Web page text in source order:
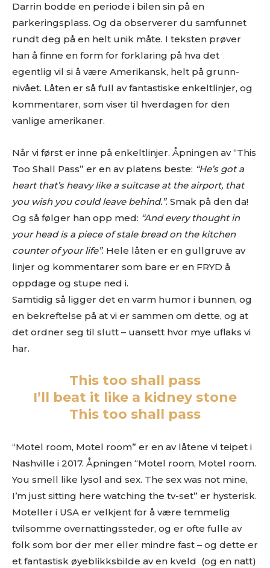
sjekk om din musikk ligger i noen av kategoriene vi fokuserer
på. På den måten slipper både du og vi å kaste bort tid.
Musikken din passer inn. Kult! Send oss en epost på
review@musikkbloggen.no.
Den bør som MINIMUM inneholde følgende:
Litt om deg. Om prosjektet ditt, og når det er release osv.
Link til et sted der vi kan høre et eksempel uten å
måtteleteetter musikken din. Og uten å måtte logge
(gode eksempler er f.eks Soundcloud og YouTube. Dårlige
Platen som nedlastbar MP3 . Dropbox er fint, eller et av
de andre hundrevis av fildelingsverktøyene som finnes. En
stream på Soundcloud er fint, men vi vil uansettpå et
tidspunkt spørre deg om MP3er hvis musikken skal
vurderes.
IKKE send linker til Spotify, Tidal eller iTunes som eneste
disse stedene, så henvendelser med linker dit som eneste
sted får dessverre møte “delete”-knappen.
Gjerne en link til en EPK som beskriver prosjektet ditt.
Og gjerne linker til din nettside eller en Facebookside hvor
vi kan lese litt mer om deg.
Erfaringsmessig så er det uhyre vanskelig å få hørt og sjekket
alt, så en høflig påminnelse om at du har sendt oss musikken
din er godt innafor.
skulle tilsi
Darrin bodde en periode i bilen sin på en
parkeringsplass. Og da observerer du samfunnet
rundt deg på en helt unik måte. I teksten prøver
han å finne en form for forklaring på hva det
egentlig vil si å være Amerikansk, helt på grunn-
nivået. Låten er så full av fantastiske enkeltlinjer, og
kommentarer, som viser til hverdagen for den
vanlige amerikaner.
Når vi først er inne på enkeltlinjer. Åpningen av “This
Too Shall Pass” er en av platens beste: “He’s got a
heart that’s heavy like a suitcase at the airport, that
you wish you could leave behind.”. Smak på den da!
Og så følger han opp med: “And every thought in
your head is a piece of stale bread on the kitchen
counter of your life”. Hele låten er en gullgruve av
linjer og kommentarer som bare er en FRYD å
oppdage og stupe ned i.
Samtidig så ligger det en varm humor i bunnen, og
en bekreftelse på at vi er sammen om dette, og at
det ordner seg til slutt – uansett hvor mye uflaks vi
har.
This too shall pass
I’ll beat it like a kidney stone
This too shall pass
“Motel room, Motel room” er en av låtene vi teipet i
Nashville i 2017. Åpningen “Motel room, Motel room.
You smell like lysol and sex. The sex was not mine,
I’m just sitting here watching the tv-set” er hysterisk.
Moteller i USA er velkjent for å være temmelig
tvilsomme overnattingssteder, og er ofte fulle av
folk som bor der mer eller mindre fast – og dette er
et fantastisk øyeblikksbilde av en kveld (og en natt)